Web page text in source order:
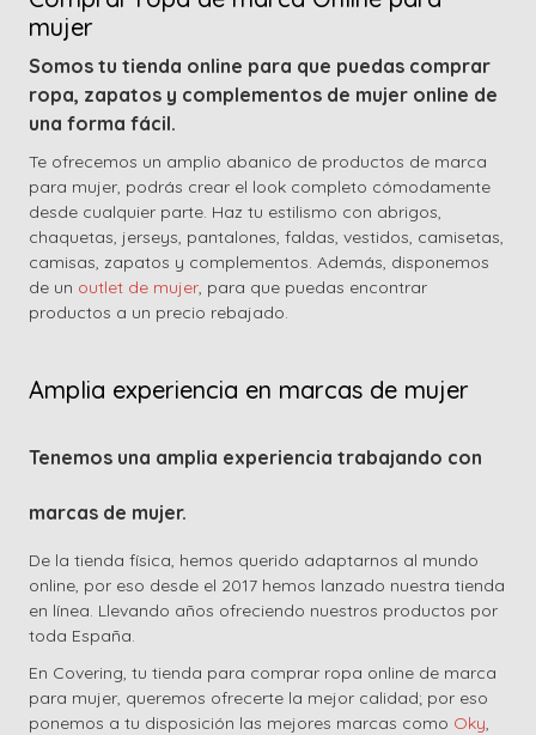
mujer
Somos tu tienda online para que puedas comprar
ropa, zapatos y complementos de mujer online de
una forma fácil.
Te ofrecemos un amplio abanico de productos de marca
para mujer, podrás crear el look completo cómodamente
desde cualquier parte. Haz tu estilismo con abrigos,
chaquetas, jerseys, pantalones, faldas, vestidos, camisetas,
camisas, zapatos y complementos. Además, disponemos
de un outlet de mujer , para que puedas encontrar
productos a un precio rebajado.
Amplia experiencia en marcas de mujer
Tenemos una amplia experiencia trabajando con
marcas de mujer.
De la tienda física, hemos querido adaptarnos al mundo
online, por eso desde el 2017 hemos lanzado nuestra tienda
en línea. Llevando años ofreciendo nuestros productos por
toda España.
En Covering, tu tienda para comprar ropa online de marca
para mujer, queremos ofrecerte la mejor calidad; por eso
ponemos a tu disposición las mejores marcas como Oky